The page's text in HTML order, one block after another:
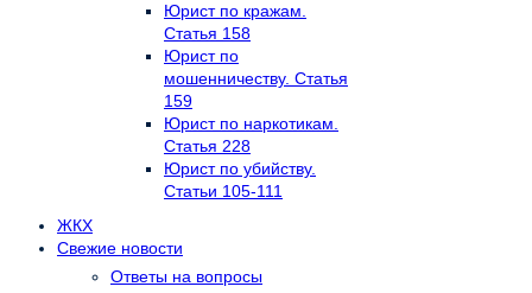
Юрист по кражам.
Статья 158
Юрист по
мошенничеству. Статья
159
Юрист по наркотикам.
Статья 228
Юрист по убийству.
Статьи 105-111
ЖКХ
Свежие новости
Ответы на вопросы